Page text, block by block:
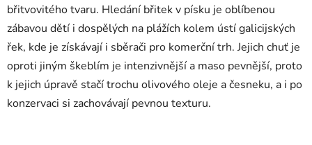
břitvovitého tvaru. Hledání břitek v písku je oblíbenou
zábavou dětí i dospělých na plážích kolem ústí galicijských
řek, kde je získávají i sběrači pro komerční trh. Jejich chuť je
oproti jiným škeblím je intenzivnější a maso pevnější, proto
k jejich úpravě stačí trochu olivového oleje a česneku, a i po
konzervaci si zachovávají pevnou texturu.